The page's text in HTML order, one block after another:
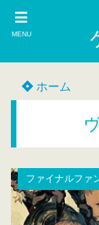
MENU
ホーム
ファイナルファ